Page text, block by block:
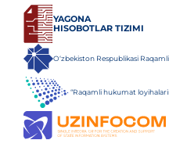
YAGONA
HISOBOTLAR TIZIMI
O‘zbekiston Respublikasi
“Raqamli hukumat